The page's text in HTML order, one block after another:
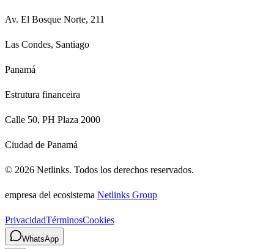
Av. El Bosque Norte, 211
Las Condes, Santiago
Panamá
Estrutura financeira
Calle 50, PH Plaza 2000
Ciudad de Panamá
© 2026 Netlinks. Todos los derechos reservados.
empresa del ecosistema Netlinks Group
PrivacidadTérminosCookies
WhatsApp